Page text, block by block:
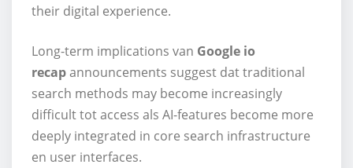
their digital experience.
Long-term implications van Google io
recapannouncements suggest dat traditional
search methods may become increasingly
difficult tot access als AI-features become more
deeply integrated in core search infrastructure
en user interfaces.